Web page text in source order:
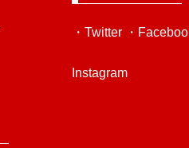
・Twitter ・
Instagram